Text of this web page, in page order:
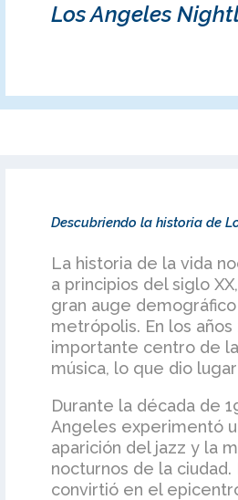
Los Angeles
Descubriendo la historia de
La historia de la vida
a principios del siglo
gran auge
metrópolis. En los
importante centro de
música, lo que dio
Durante la década de
Angeles experimentó
aparición del jazz y la
nocturnos de la
convirtió en el